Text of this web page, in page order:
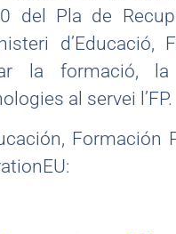
del Pla de
d’Educació,
la formació,
al servei l’FP.
Formación